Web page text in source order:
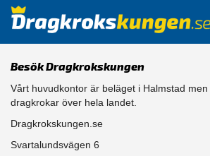
Besök Dragkrokskungen
Vårt huvudkontor är beläget i Halmstad
dragkrokar över hela landet.
Dragkrokskungen.se
Svartalundsvägen 6